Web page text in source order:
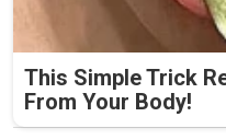
This Simple Trick
From Your Body!